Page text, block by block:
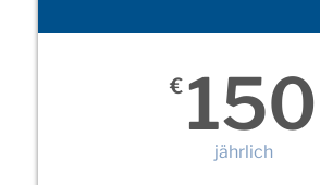
€ 150
jährlich